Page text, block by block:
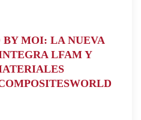
MOI: LA NUEVA
LFAM Y